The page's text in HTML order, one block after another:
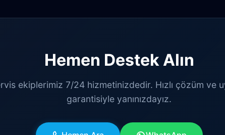
Hemen Destek Alın
ekiplerimiz 7/24 hizmetinizdedir. Hızlı çözüm ve
garantisiyle yanınızdayız.